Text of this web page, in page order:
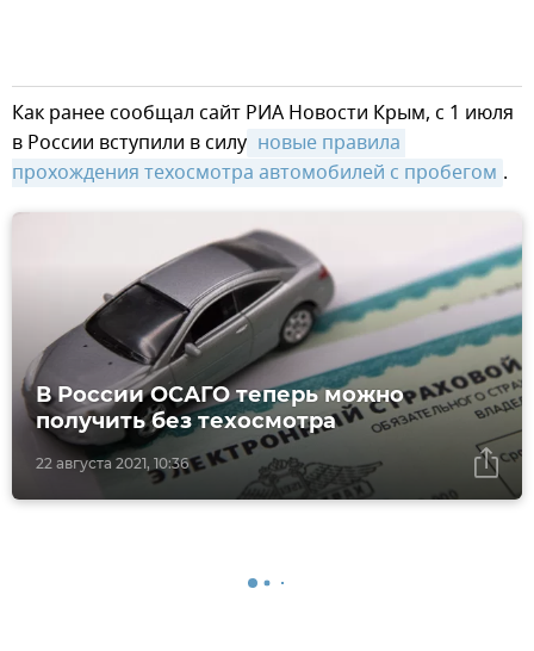
Как ранее сообщал сайт РИА Новости Крым, с 1 июля
в России вступили в силу новые правила
прохождения техосмотра автомобилей с пробегом .
22 августа 2021, 10:36
В России ОСАГО теперь можно
получить без техосмотра